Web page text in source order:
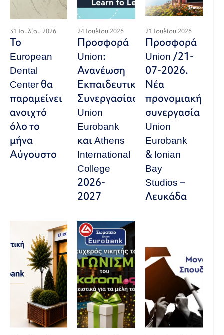
31 Ιουλίου 2026
Το
European
Dental
Center θα
παραμείνει
ανοιχτό
όλο το
μήνα
Αύγουστο
24 Ιουλίου 2026
Προσφορά
Union:
Ανανέωση
Εκπαιδευτικής
Συνεργασίας
Union
Eurobank
και Athens
International
College
2026-
2027
21 Ιουλίου 2026
Προσφορά
Union /21-
07-2026.
Νέα
προνομιακή
συνεργασία
Union
Eurobank
& Ionian
Bay
Studios –
Λευκάδα